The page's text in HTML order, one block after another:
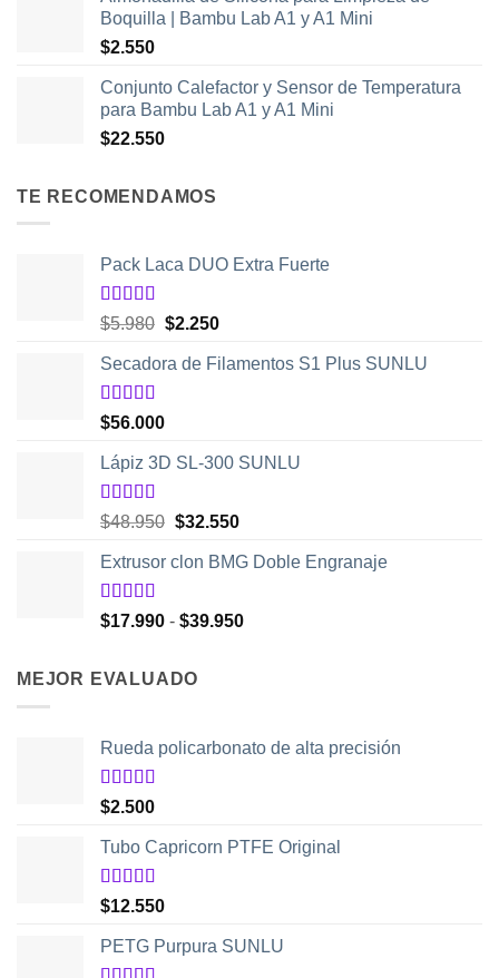
Boquilla | Bambu Lab A1 y A1 Mini
$2.550
Conjunto Calefactor y Sensor de Temperatura
para Bambu Lab A1 y A1 Mini
$22.550
TE RECOMENDAMOS
Pack Laca DUO Extra Fuerte
Valorado
de
5
$5.980 El
original
$5.980.
$2.250El
actual
Secadora de Filamentos S1 Plus SUNLU
Valorado
con
5
$56.000
Lápiz 3D SL-300 SUNLU
Valorado
de 5
$48.950 El
original
$48.950.
$32.550El
actual
$32.550.
Extrusor clon BMG Doble Engranaje
Valorado
con
$17.990 - $39.950Rango
hasta
$39.950
MEJOR EVALUADO
Rueda policarbonato de alta precisión
Valorado
con
5
$2.500
Tubo Capricorn PTFE Original
Valorado
con
5
$12.550
PETG Purpura SUNLU